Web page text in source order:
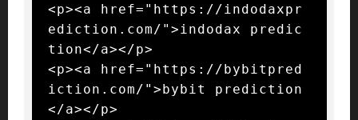
<p><a href="https://indodaxpr
ediction.com/">indodax predic
tion</a></p>
<p><a href="https://bybitpred
iction.com/">bybit prediction
</a></p>